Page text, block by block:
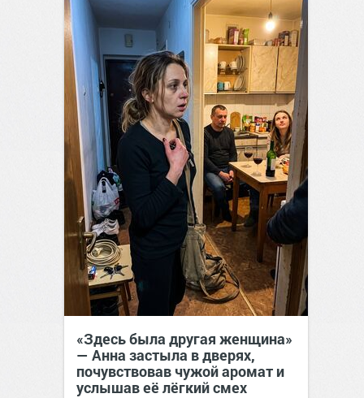
«Здесь была другая женщина»
— Анна застыла в дверях,
почувствовав чужой аромат и
услышав её лёгкий смех